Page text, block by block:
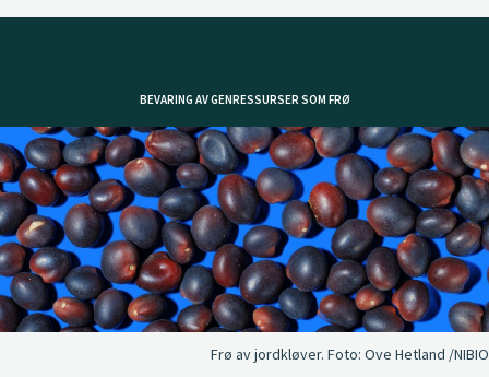
BEVARING AV GENRESSURSER SOM FRØ
Frø av jordkløver. Foto: Ove Hetland /NIBIO